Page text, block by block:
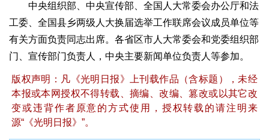
中央组织部、中央宣传部、全国人大常委会办公厅和法
工委、全国县乡两级人大换届选举工作联席会议成员单位等
有关方面负责同志出席。各省区市人大常委会和党委组织部
门、宣传部门负责人，中央主要新闻单位负责人等参加。
版权声明：凡《光明日报》上刊载作品（含标题），未经
本报或本网授权不得转载、摘编、改编、篡改或以其它改
变或违背作者原意的方式使用，授权转载的请注明来
源“《光明日报》”。